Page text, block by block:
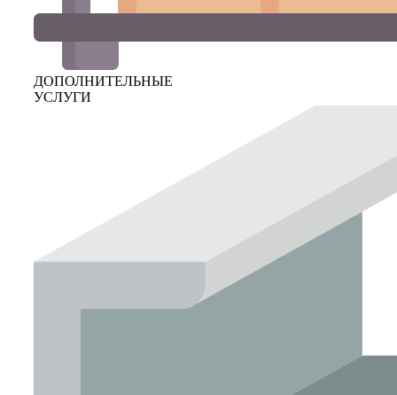
ДОПОЛНИТЕЛЬНЫЕ
УСЛУГИ